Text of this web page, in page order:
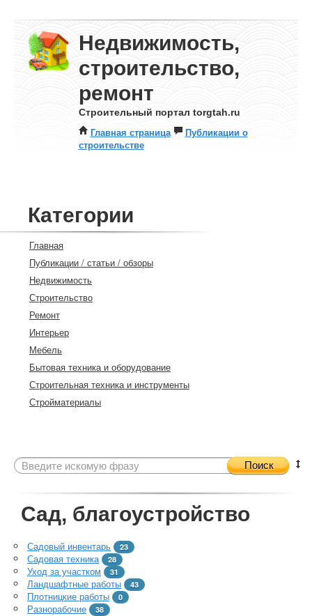
Недвижимость,
строительство,
ремонт
Строительный портал torgtah.ru
Главная страница
Публикации о
строительстве
Категории
Главная
Публикации / статьи / обзоры
Недвижимость
Строительство
Ремонт
Интерьер
Мебель
Бытовая техника и оборудование
Строительная техника и инструменты
Стройматериалы
Поиск
Сад, благоустройство
Садовый инвентарь 23
Садовая техника 28
Уход за участком 31
Ландшафтные работы 43
Плотницкие работы 0
Разнорабочие 38